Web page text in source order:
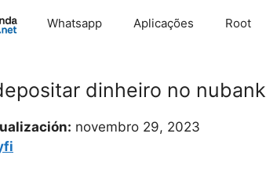
Whatsapp Aplicações Root
dinheiro no nubank
novembro 29, 2023